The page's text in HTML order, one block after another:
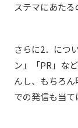
ステマにあたる
さらに2．につ
ン」「PR」な
んし、もちろ
での発信も当て